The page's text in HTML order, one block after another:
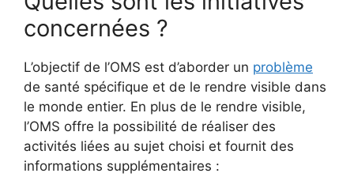
concernées ?
L’objectif de l’OMS est d’aborder un problème
de santé spécifique et de le rendre visible dans
le monde entier. En plus de le rendre visible,
l’OMS offre la possibilité de réaliser des
activités liées au sujet choisi et fournit des
informations supplémentaires :